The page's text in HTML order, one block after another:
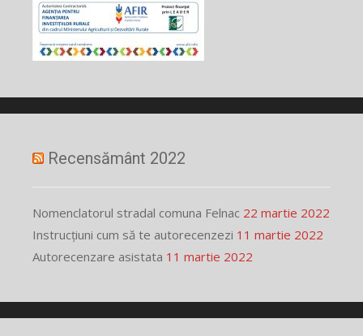
Recensământ 2022
Nomenclatorul stradal comuna Felnac 22 martie 2022
Instrucțiuni cum să te autorecenzezi 11 martie 2022
Autorecenzare asistata 11 martie 2022